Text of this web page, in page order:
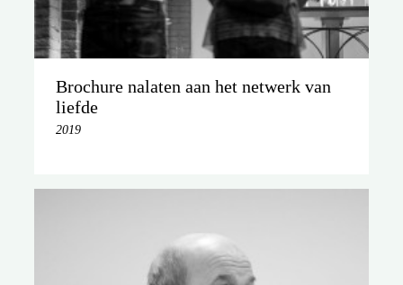
Brochure nalaten aan het netwerk van
liefde
2019